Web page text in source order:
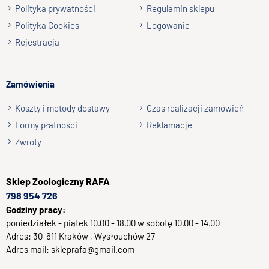
Wyślij opinię
Polityka prywatności
Regulamin sklepu
Polityka Cookies
Logowanie
Rejestracja
Zamówienia
Koszty i metody dostawy
Czas realizacji zamówień
Formy płatności
Reklamacje
Zwroty
SklepZoologiczny RAFA
798 954 726
Godziny pracy:
poniedziałek - piątek 10.00 - 18.00 w sobotę 10.00 - 14.00
Adres: 30-611 Kraków , Wysłouchów 27
Adres mail: skleprafa@gmail.com